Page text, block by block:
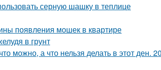
серную шашку в теплице
появления мошек в квартире
в грунт
можно, а что нельзя делать в этот ден.